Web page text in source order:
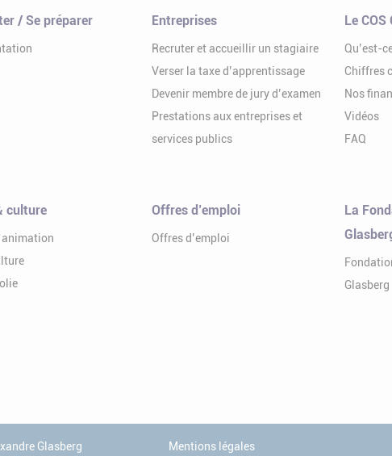
/ Se préparer Entreprises
Recruter et accueillir un stagiaire
Verser la taxe d’apprentissage
Devenir membre de jury d’examen
Prestations aux entreprises et
services publics
Le COS
Qu’est-
Chiffres
Nos
Vidéos
FAQ
culture
animation
Offres d’emploi
Offres d’emploi
La
Glasberg
Glasberg Mentions légales